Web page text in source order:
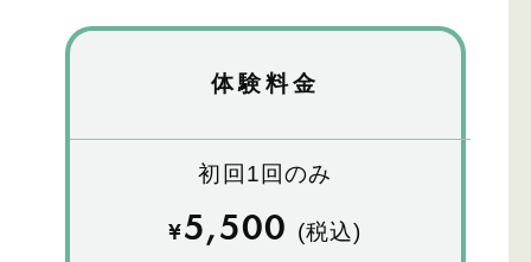
体験料金
初回1回のみ
¥5,500 (税込)